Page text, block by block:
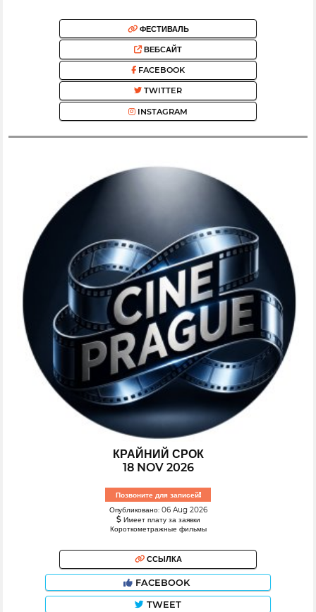
ФЕСТИВАЛЬ
ВЕБСАЙТ
FACEBOOK
TWITTER
INSTAGRAM
КРАЙНИЙ СРОК
18 NOV 2026
Позвоните для записей!
Опубликовано: 06 Aug 2026
Имеет плату за заявки
Короткометражные фильмы
ССЫЛКА
FACEBOOK
TWEET